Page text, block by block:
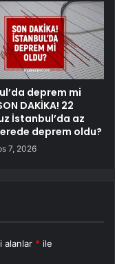
deprem mi
DAKİKA! 22
İstanbul’da az
deprem oldu?
7, 2026
alanlar * ile